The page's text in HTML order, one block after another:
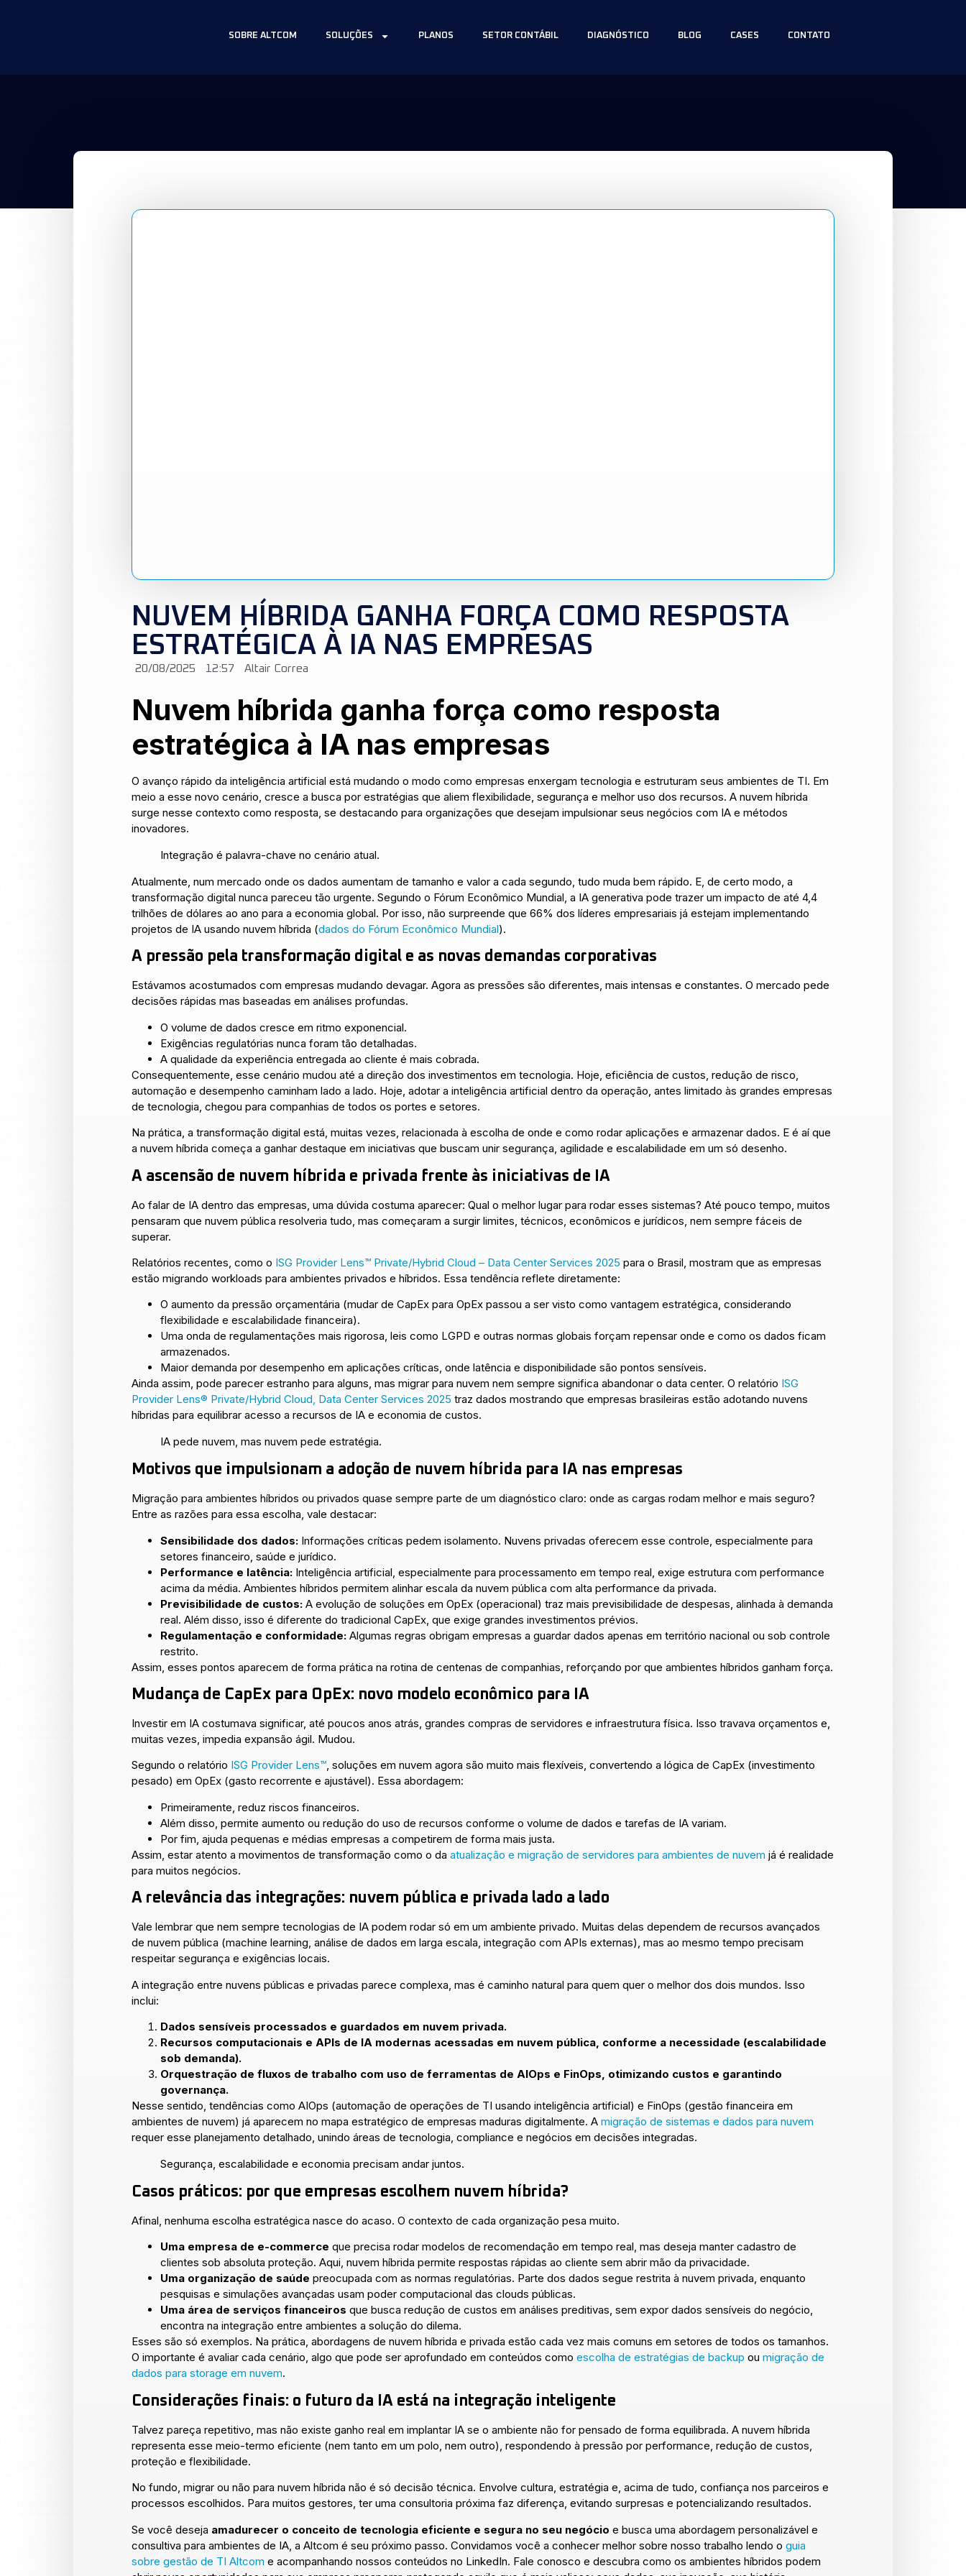
SOBRE ALTCOM SOLUÇÕES PLANOS SETOR CONTÁBIL DIAGNÓSTICO BLOG CASES CONTATO
NUVEM HÍBRIDA GANHA FORÇA COMO RESPOSTA
ESTRATÉGICA À IA NAS EMPRESAS
20/08/2025 12:57 Altair Correa
Nuvem híbrida ganha força como resposta
estratégica à IA nas empresas
O avanço rápido da inteligência artificial está mudando o modo como empresas enxergam tecnologia e estruturam seus ambientes de TI. Em
meio a esse novo cenário, cresce a busca por estratégias que aliem flexibilidade, segurança e melhor uso dos recursos. A nuvem híbrida
surge nesse contexto como resposta, se destacando para organizações que desejam impulsionar seus negócios com IA e métodos
inovadores.
Integração é palavra-chave no cenário atual.
Atualmente, num mercado onde os dados aumentam de tamanho e valor a cada segundo, tudo muda bem rápido. E, de certo modo, a
transformação digital nunca pareceu tão urgente. Segundo o Fórum Econômico Mundial, a IA generativa pode trazer um impacto de até 4,4
trilhões de dólares ao ano para a economia global. Por isso, não surpreende que 66% dos líderes empresariais já estejam implementando
projetos de IA usando nuvem híbrida (dados do Fórum Econômico Mundial).
A pressão pela transformação digital e as novas demandas corporativas
Estávamos acostumados com empresas mudando devagar. Agora as pressões são diferentes, mais intensas e constantes. O mercado pede
decisões rápidas mas baseadas em análises profundas.
O volume de dados cresce em ritmo exponencial.
Exigências regulatórias nunca foram tão detalhadas.
A qualidade da experiência entregada ao cliente é mais cobrada.
Consequentemente, esse cenário mudou até a direção dos investimentos em tecnologia. Hoje, eficiência de custos, redução de risco,
automação e desempenho caminham lado a lado. Hoje, adotar a inteligência artificial dentro da operação, antes limitado às grandes empresas
de tecnologia, chegou para companhias de todos os portes e setores.
Na prática, a transformação digital está, muitas vezes, relacionada à escolha de onde e como rodar aplicações e armazenar dados. E é aí que
a nuvem híbrida começa a ganhar destaque em iniciativas que buscam unir segurança, agilidade e escalabilidade em um só desenho.
A ascensão de nuvem híbrida e privada frente às iniciativas de IA
Ao falar de IA dentro das empresas, uma dúvida costuma aparecer: Qual o melhor lugar para rodar esses sistemas? Até pouco tempo, muitos
pensaram que nuvem pública resolveria tudo, mas começaram a surgir limites, técnicos, econômicos e jurídicos, nem sempre fáceis de
superar.
Relatórios recentes, como o ISG Provider Lens™ Private/Hybrid Cloud – Data Center Services 2025 para o Brasil, mostram que as empresas
estão migrando workloads para ambientes privados e híbridos. Essa tendência reflete diretamente:
O aumento da pressão orçamentária (mudar de CapEx para OpEx passou a ser visto como vantagem estratégica, considerando
flexibilidade e escalabilidade financeira).
Uma onda de regulamentações mais rigorosa, leis como LGPD e outras normas globais forçam repensar onde e como os dados ficam
armazenados.
Maior demanda por desempenho em aplicações críticas, onde latência e disponibilidade são pontos sensíveis.
Ainda assim, pode parecer estranho para alguns, mas migrar para nuvem nem sempre significa abandonar o data center. O relatório ISG
Provider Lens® Private/Hybrid Cloud, Data Center Services 2025 traz dados mostrando que empresas brasileiras estão adotando nuvens
híbridas para equilibrar acesso a recursos de IA e economia de custos.
IA pede nuvem, mas nuvem pede estratégia.
Motivos que impulsionam a adoção de nuvem híbrida para IA nas empresas
Migração para ambientes híbridos ou privados quase sempre parte de um diagnóstico claro: onde as cargas rodam melhor e mais seguro?
Entre as razões para essa escolha, vale destacar:
Sensibilidade dos dados: Informações críticas pedem isolamento. Nuvens privadas oferecem esse controle, especialmente para
setores financeiro, saúde e jurídico.
Performance e latência: Inteligência artificial, especialmente para processamento em tempo real, exige estrutura com performance
acima da média. Ambientes híbridos permitem alinhar escala da nuvem pública com alta performance da privada.
Previsibilidade de custos: A evolução de soluções em OpEx (operacional) traz mais previsibilidade de despesas, alinhada à demanda
real. Além disso, isso é diferente do tradicional CapEx, que exige grandes investimentos prévios.
Regulamentação e conformidade: Algumas regras obrigam empresas a guardar dados apenas em território nacional ou sob controle
restrito.
Assim, esses pontos aparecem de forma prática na rotina de centenas de companhias, reforçando por que ambientes híbridos ganham força.
Mudança de CapEx para OpEx: novo modelo econômico para IA
Investir em IA costumava significar, até poucos anos atrás, grandes compras de servidores e infraestrutura física. Isso travava orçamentos e,
muitas vezes, impedia expansão ágil. Mudou.
Segundo o relatório ISG Provider Lens™, soluções em nuvem agora são muito mais flexíveis, convertendo a lógica de CapEx (investimento
pesado) em OpEx (gasto recorrente e ajustável). Essa abordagem:
Primeiramente, reduz riscos financeiros.
Além disso, permite aumento ou redução do uso de recursos conforme o volume de dados e tarefas de IA variam.
Por fim, ajuda pequenas e médias empresas a competirem de forma mais justa.
Assim, estar atento a movimentos de transformação como o da atualização e migração de servidores para ambientes de nuvem já é realidade
para muitos negócios.
A relevância das integrações: nuvem pública e privada lado a lado
Vale lembrar que nem sempre tecnologias de IA podem rodar só em um ambiente privado. Muitas delas dependem de recursos avançados
de nuvem pública (machine learning, análise de dados em larga escala, integração com APIs externas), mas ao mesmo tempo precisam
respeitar segurança e exigências locais.
A integração entre nuvens públicas e privadas parece complexa, mas é caminho natural para quem quer o melhor dos dois mundos. Isso
inclui:
Dados sensíveis processados e guardados em nuvem privada.
Recursos computacionais e APIs de IA modernas acessadas em nuvem pública, conforme a necessidade (escalabilidade
sob demanda).
Orquestração de fluxos de trabalho com uso de ferramentas de AIOps e FinOps, otimizando custos e garantindo
governança.
Nesse sentido, tendências como AIOps (automação de operações de TI usando inteligência artificial) e FinOps (gestão financeira em
ambientes de nuvem) já aparecem no mapa estratégico de empresas maduras digitalmente. A migração de sistemas e dados para nuvem
requer esse planejamento detalhado, unindo áreas de tecnologia, compliance e negócios em decisões integradas.
Segurança, escalabilidade e economia precisam andar juntos.
Casos práticos: por que empresas escolhem nuvem híbrida?
Afinal, nenhuma escolha estratégica nasce do acaso. O contexto de cada organização pesa muito.
Uma empresa de e-commerce que precisa rodar modelos de recomendação em tempo real, mas deseja manter cadastro de
clientes sob absoluta proteção. Aqui, nuvem híbrida permite respostas rápidas ao cliente sem abrir mão da privacidade.
Uma organização de saúde preocupada com as normas regulatórias. Parte dos dados segue restrita à nuvem privada, enquanto
pesquisas e simulações avançadas usam poder computacional das clouds públicas.
Uma área de serviços financeiros que busca redução de custos em análises preditivas, sem expor dados sensíveis do negócio,
encontra na integração entre ambientes a solução do dilema.
Esses são só exemplos. Na prática, abordagens de nuvem híbrida e privada estão cada vez mais comuns em setores de todos os tamanhos.
O importante é avaliar cada cenário, algo que pode ser aprofundado em conteúdos como escolha de estratégias de backup ou migração de
dados para storage em nuvem.
Considerações finais: o futuro da IA está na integração inteligente
Talvez pareça repetitivo, mas não existe ganho real em implantar IA se o ambiente não for pensado de forma equilibrada. A nuvem híbrida
representa esse meio-termo eficiente (nem tanto em um polo, nem outro), respondendo à pressão por performance, redução de custos,
proteção e flexibilidade.
No fundo, migrar ou não para nuvem híbrida não é só decisão técnica. Envolve cultura, estratégia e, acima de tudo, confiança nos parceiros e
processos escolhidos. Para muitos gestores, ter uma consultoria próxima faz diferença, evitando surpresas e potencializando resultados.
Se você deseja amadurecer o conceito de tecnologia eficiente e segura no seu negócio e busca uma abordagem personalizável e
consultiva para ambientes de IA, a Altcom é seu próximo passo. Convidamos você a conhecer melhor sobre nosso trabalho lendo o guia
sobre gestão de TI Altcom e acompanhando nossos conteúdos no LinkedIn. Fale conosco e descubra como os ambientes híbridos podem